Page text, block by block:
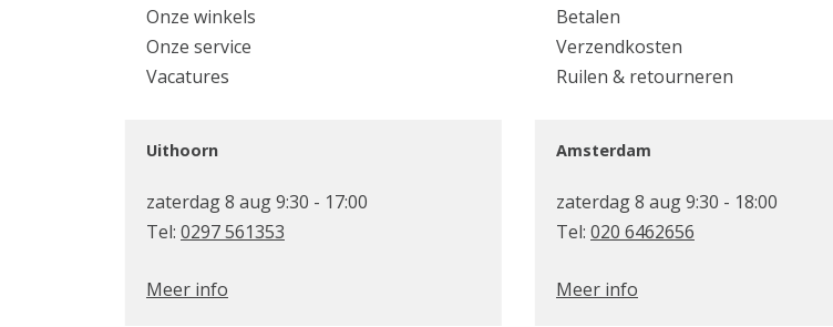
Onze winkels
Onze service
Vacatures
Betalen
Verzendkosten
Ruilen & retourneren
Uithoorn
zaterdag 8 aug 9:30 - 17:00
Tel: 0297 561353
Meer info
Amsterdam
zaterdag 8 aug 9:30 - 18:00
Tel: 020 6462656
Meer info